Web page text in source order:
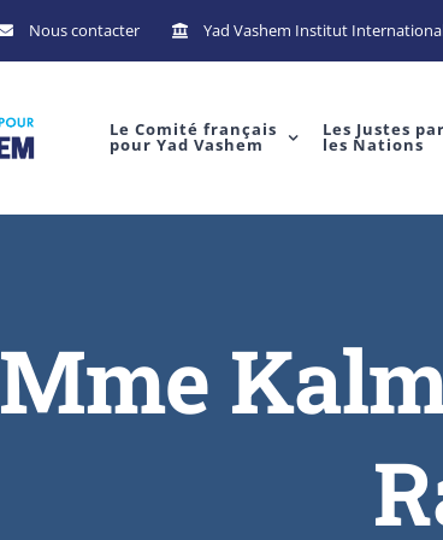
Nous contacter Yad Vashem Institut
Le Comité français
pour Yad Vashem
Les Justes
les Nations
Mme